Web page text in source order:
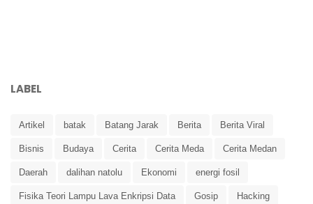
LABEL
Artikel batak Batang Jarak Berita Berita Viral
Bisnis Budaya Cerita Cerita Meda Cerita Medan
Daerah dalihan natolu Ekonomi energi fosil
Fisika Teori Lampu Lava Enkripsi Data Gosip Hacking